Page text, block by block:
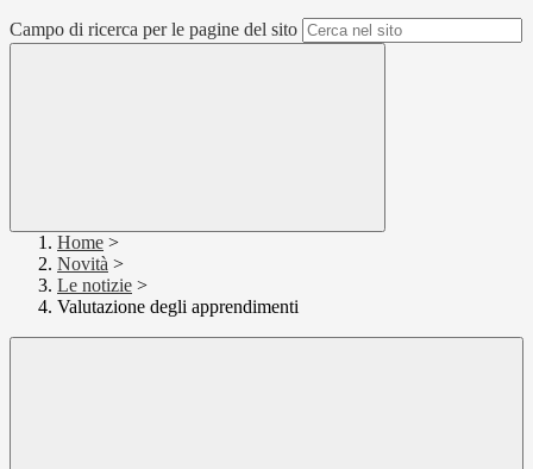
Campo di ricerca per le pagine del sito
Home >
Novità >
Le notizie >
Valutazione degli apprendimenti